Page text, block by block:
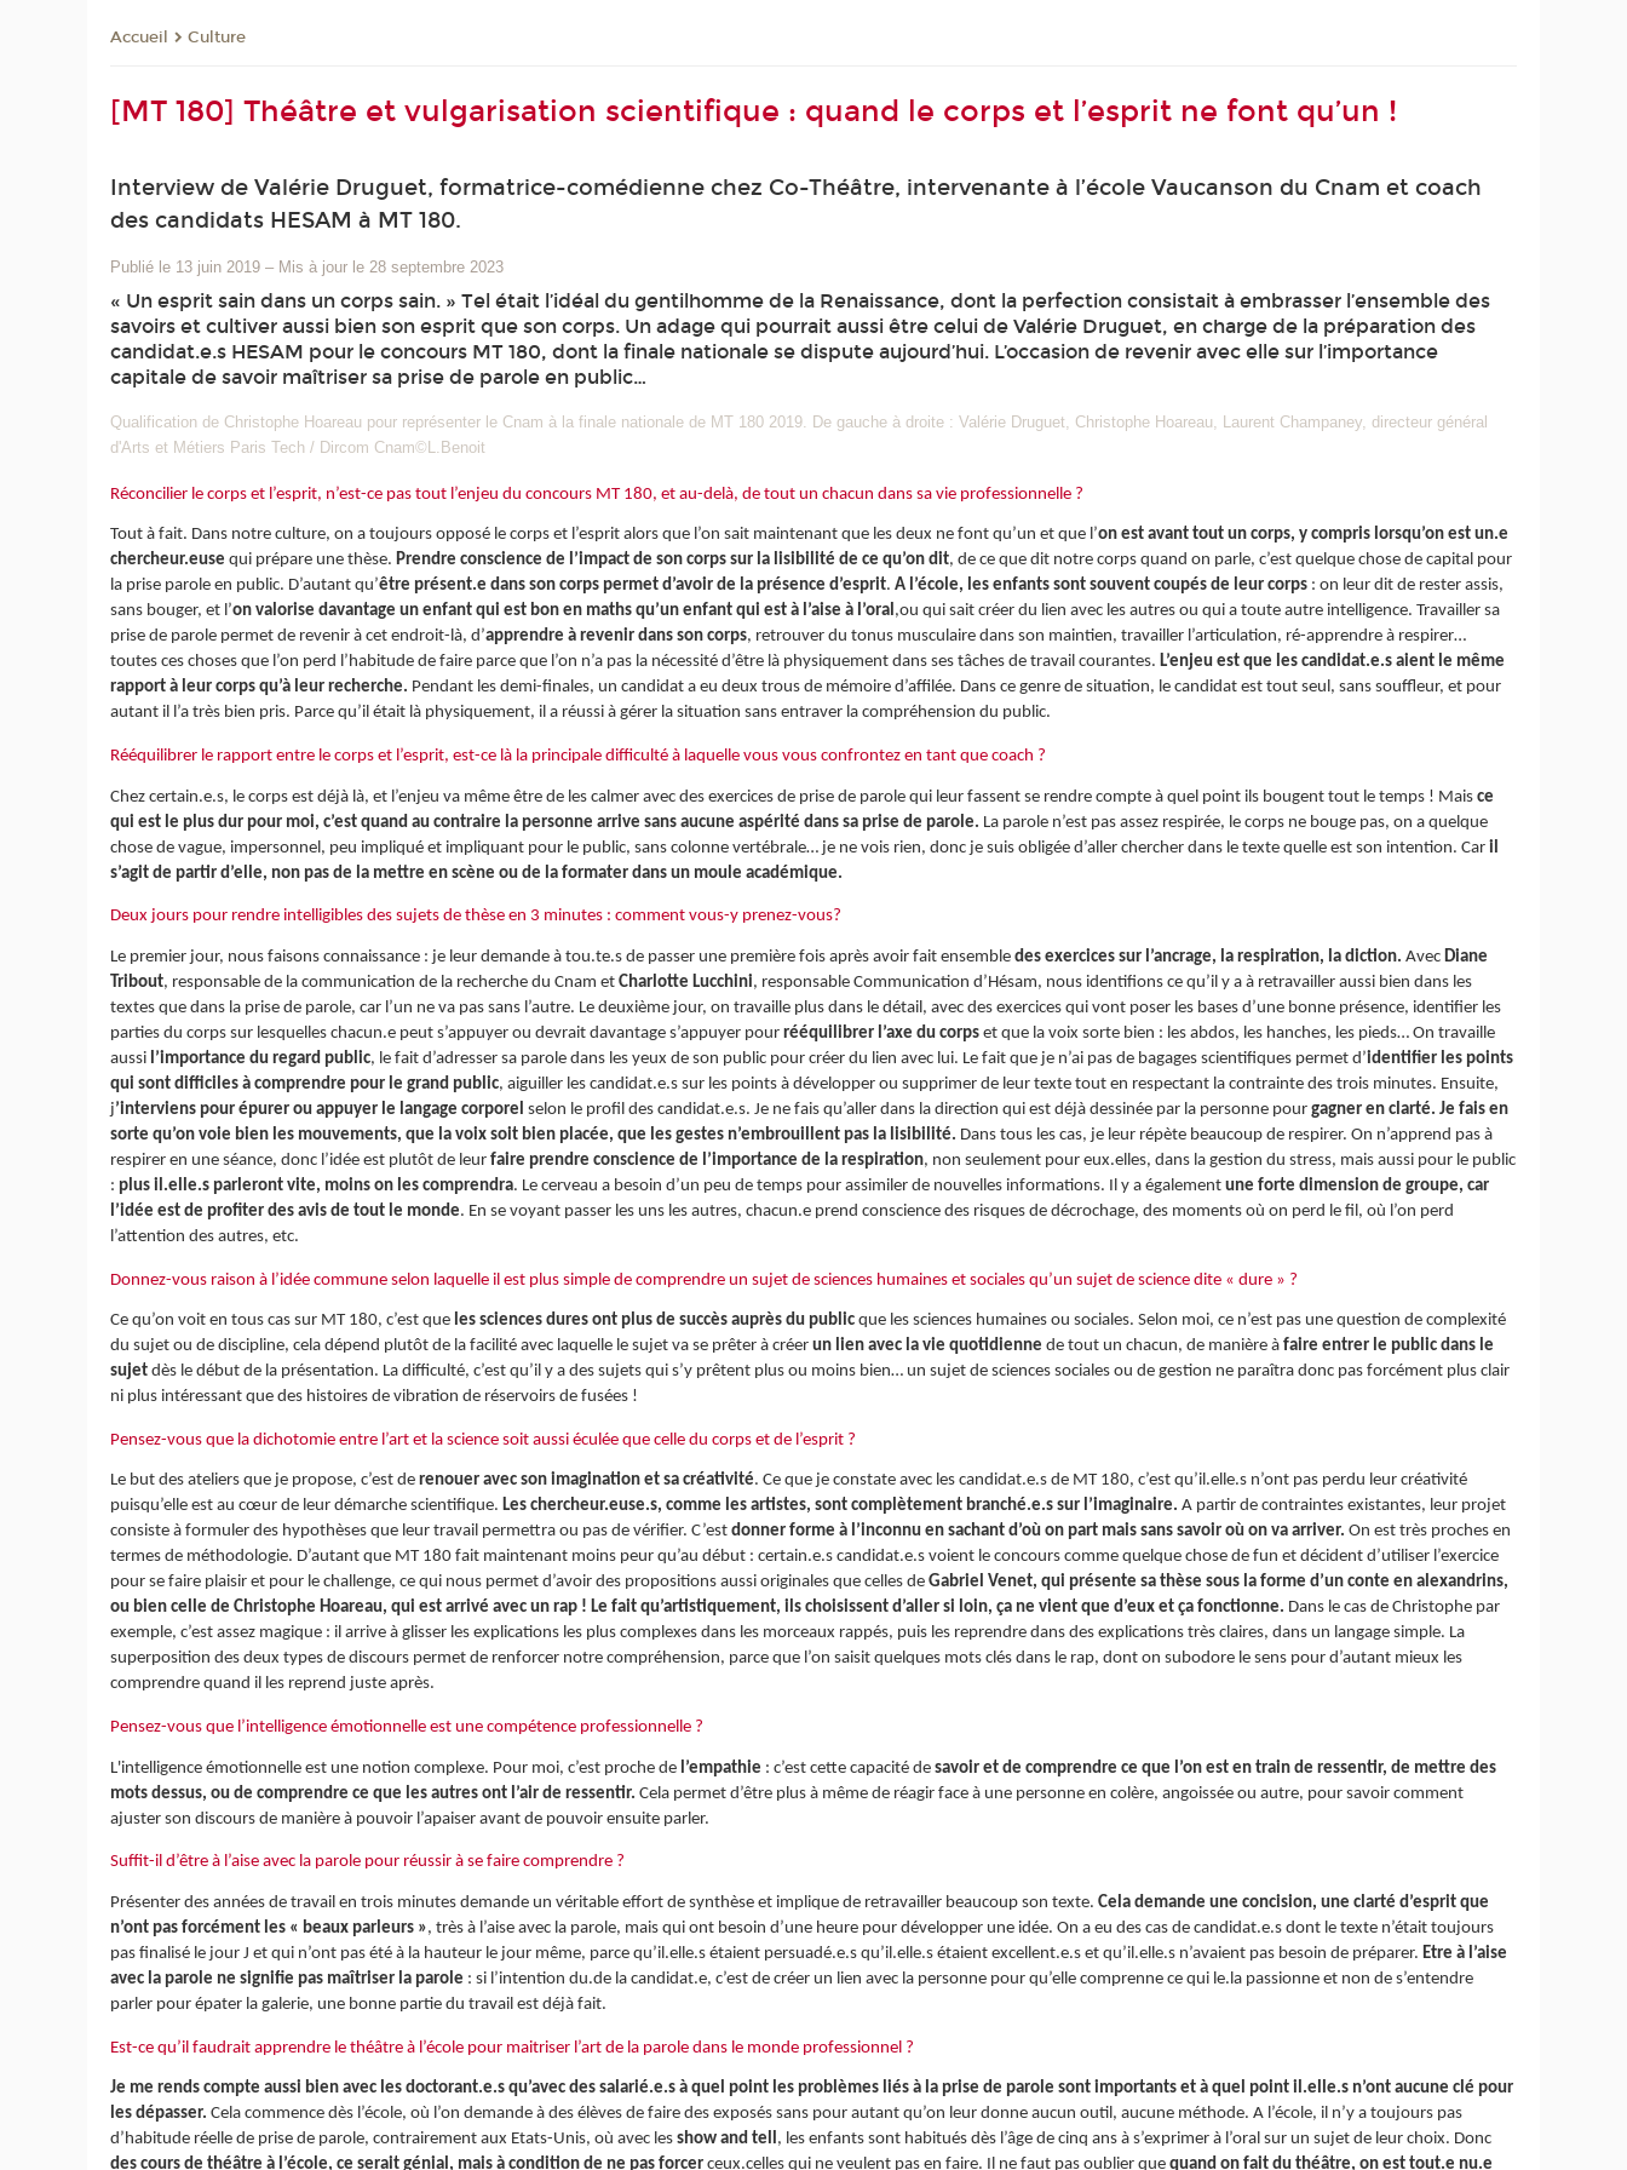
Accueil Culture
[MT 180] Théâtre et vulgarisation scientifique : quand le corps et l’esprit ne font qu’un !
Interview de Valérie Druguet, formatrice-comédienne chez Co-Théâtre, intervenante à l’école Vaucanson du Cnam et coach
des candidats HESAM à MT 180.
Publié le 13 juin 2019 – Mis à jour le 28 septembre 2023
« Un esprit sain dans un corps sain. » Tel était l’idéal du gentilhomme de la Renaissance, dont la perfection consistait à embrasser l’ensemble des
savoirs et cultiver aussi bien son esprit que son corps. Un adage qui pourrait aussi être celui de Valérie Druguet, en charge de la préparation des
candidat.e.s HESAM pour le concours MT 180, dont la finale nationale se dispute aujourd’hui. L’occasion de revenir avec elle sur l’importance
capitale de savoir maîtriser sa prise de parole en public…
Qualification de Christophe Hoareau pour représenter le Cnam à la finale nationale de MT 180 2019. De gauche à droite : Valérie Druguet, Christophe Hoareau, Laurent Champaney, directeur général
d'Arts et Métiers Paris Tech / Dircom Cnam©L.Benoit
Réconcilier le corps et l’esprit, n’est-ce pas tout l’enjeu du concours MT 180, et au-delà, de tout un chacun dans sa vie professionnelle ?
Tout à fait. Dans notre culture, on a toujours opposé le corps et l’esprit alors que l’on sait maintenant que les deux ne font qu’un et que l’on est avant tout un corps, y compris lorsqu’on est un.e
chercheur.eusequi prépare une thèse.Prendre conscience de l’impact de son corps sur la lisibilité de ce qu’on dit, de ce que dit notre corps quand on parle, c’est quelque chose de capital pour
la prise parole en public. D’autant qu’être présent.e dans son corps permet d’avoir de la présence d’esprit.A l’école, les enfants sont souvent coupés de leur corps : on leur dit de rester assis,
sans bouger, et l’on valorise davantage un enfant qui est bon en maths qu’un enfant qui est à l’aise à l’oral,ou qui sait créer du lien avec les autres ou qui a toute autre intelligence. Travailler sa
prise de parole permet de revenir à cet endroit-là, d’apprendre à revenir dans son corps, retrouver du tonus musculaire dans son maintien, travailler l’articulation, ré-apprendre à respirer…
toutes ces choses que l’on perd l’habitude de faire parce que l’on n’a pas la nécessité d’être là physiquement dans ses tâches de travail courantes.L’enjeu est que les candidat.e.s aient le même
rapport à leur corps qu’à leur recherche. Pendant les demi-finales, un candidat a eu deux trous de mémoire d’affilée. Dans ce genre de situation, le candidat est tout seul, sans souffleur, et pour
autant il l’a très bien pris. Parce qu’il était là physiquement, il a réussi à gérer la situation sans entraver la compréhension du public.
Rééquilibrer le rapport entre le corps et l’esprit, est-ce là la principale difficulté à laquelle vous vous confrontez en tant que coach ?
Chez certain.e.s, le corps est déjà là, et l’enjeu va même être de les calmer avec des exercices de prise de parole qui leur fassent se rendre compte à quel point ils bougent tout le temps ! Maisce
qui est le plus dur pour moi, c’est quand au contraire la personne arrive sans aucune aspérité dans sa prise de parole. La parole n’est pas assez respirée, le corps ne bouge pas, on a quelque
chose de vague, impersonnel, peu impliqué et impliquant pour le public, sans colonne vertébrale… je ne vois rien, donc je suis obligée d’aller chercher dans le texte quelle est son intention. Caril
s’agit de partir d’elle, non pas de la mettre en scène ou de la formater dans un moule académique.
Deux jours pour rendre intelligibles des sujets de thèse en 3 minutes : comment vous-y prenez-vous?
Le premier jour, nous faisons connaissance : je leur demande à tou.te.s de passer une première fois après avoir fait ensembledes exercices sur l’ancrage, la respiration, la diction. Avec Diane
Tribout, responsable de la communication de la recherche du Cnam etCharlotte Lucchini, responsable Communication d’Hésam, nous identifions ce qu’il y a à retravailler aussi bien dans les
textes que dans la prise de parole, car l’un ne va pas sans l’autre. Le deuxième jour, on travaille plus dans le détail, avec des exercices qui vont poser les bases d’une bonne présence, identifier les
parties du corps sur lesquelles chacun.e peut s’appuyer ou devrait davantage s’appuyer pourrééquilibrer l’axe du corps et que la voix sorte bien : les abdos, les hanches, les pieds… On travaille
aussi l’importance du regard public, le fait d’adresser sa parole dans les yeux de son public pour créer du lien avec lui. Le fait que je n’ai pas de bagages scientifiques permet d’identifier les points
qui sont difficiles à comprendre pour le grand public, aiguiller les candidat.e.s sur les points à développer ou supprimer de leur texte tout en respectant la contrainte des trois minutes. Ensuite,
j’interviens pour épurer ou appuyer le langage corporel selon le profil des candidat.e.s. Je ne fais qu’aller dans la direction qui est déjà dessinée par la personne pourgagner en clarté. Je fais en
sorte qu’on voie bien les mouvements, que la voix soit bien placée, que les gestes n’embrouillent pas la lisibilité. Dans tous les cas, je leur répète beaucoup de respirer. On n’apprend pas à
respirer en une séance, donc l’idée est plutôt de leurfaire prendre conscience de l’importance de la respiration, non seulement pour eux.elles, dans la gestion du stress, mais aussi pour le public
: plus il.elle.s parleront vite, moins on les comprendra. Le cerveau a besoin d’un peu de temps pour assimiler de nouvelles informations. Il y a égalementune forte dimension de groupe, car
l’idée est de profiter des avis de tout le monde. En se voyant passer les uns les autres, chacun.e prend conscience des risques de décrochage, des moments où on perd le fil, où l’on perd
l’attention des autres, etc.
Donnez-vous raison à l’idée commune selon laquelle il est plus simple de comprendre un sujet de sciences humaines et sociales qu’un sujet de science dite « dure » ?
Ce qu’on voit en tous cas sur MT 180, c’est que les sciences dures ont plus de succès auprès du public que les sciences humaines ou sociales. Selon moi, ce n’est pas une question de complexité
du sujet ou de discipline, cela dépend plutôt de la facilité avec laquelle le sujet va se prêter à créerun lien avec la vie quotidiennede tout un chacun, de manière à faire entrer le public dans le
sujetdès le début de la présentation. La difficulté, c’est qu’il y a des sujets qui s’y prêtent plus ou moins bien… un sujet de sciences sociales ou de gestion ne paraîtra donc pas forcément plus clair
ni plus intéressant que des histoires de vibration de réservoirs de fusées !
Pensez-vous que la dichotomie entre l’art et la science soit aussi éculée que celle du corps et de l’esprit ?
Le but des ateliers que je propose, c’est derenouer avec son imagination et sa créativité. Ce que je constate avec les candidat.e.s de MT 180, c’est qu’il.elle.s n’ont pas perdu leur créativité
puisqu’elle est au cœur de leur démarche scientifique.Les chercheur.euse.s, comme les artistes, sont complètement branché.e.s sur l’imaginaire.A partir de contraintes existantes, leur projet
consiste à formuler des hypothèses que leur travail permettra ou pas de vérifier. C’estdonner forme à l’inconnu en sachant d’où on part mais sans savoir où on va arriver.On est très proches en
termes de méthodologie. D’autant que MT 180 fait maintenant moins peur qu’au début : certain.e.s candidat.e.s voient le concours comme quelque chose de fun et décident d’utiliser l’exercice
pour se faire plaisir et pour le challenge, ce qui nous permet d’avoir des propositions aussi originales que celles deGabriel Venet, qui présente sa thèse sous la forme d’un conte en alexandrins,
ou bien celle de Christophe Hoareau, qui est arrivé avec un rap ! Le fait qu’artistiquement, ils choisissent d’aller si loin, ça ne vient que d’eux et ça fonctionne. Dans le cas de Christophe par
exemple, c’est assez magique : il arrive à glisser les explications les plus complexes dans les morceaux rappés, puis les reprendre dans des explications très claires, dans un langage simple. La
superposition des deux types de discours permet de renforcer notre compréhension, parce que l’on saisit quelques mots clés dans le rap, dont on subodore le sens pour d’autant mieux les
comprendre quand il les reprend juste après.
Pensez-vous que l’intelligence émotionnelle est une compétence professionnelle ?
L'intelligence émotionnelle est une notion complexe. Pour moi, c’est proche de l’empathie : c’est cette capacité desavoir et de comprendre ce que l’on est en train de ressentir, de mettre des
mots dessus, ou de comprendre ce que les autres ont l’air de ressentir. Cela permet d’être plus à même de réagir face à une personne en colère, angoissée ou autre, pour savoir comment
ajuster son discours de manière à pouvoir l’apaiser avant de pouvoir ensuite parler.
Suffit-il d’être à l’aise avec la parole pour réussir à se faire comprendre ?
Présenter des années de travail en trois minutes demande un véritable effort de synthèse et implique de retravailler beaucoup son texte.Cela demande une concision, une clarté d’esprit que
n’ont pas forcément les « beaux parleurs », très à l’aise avec la parole, mais qui ont besoin d’une heure pour développer une idée. On a eu des cas de candidat.e.s dont le texte n’était toujours
pas finalisé le jour J et qui n’ont pas été à la hauteur le jour même, parce qu’il.elle.s étaient persuadé.e.s qu’il.elle.s étaient excellent.e.s et qu’il.elle.s n’avaient pas besoin de préparer.Etre à l’aise
avec la parole ne signifie pas maîtriser la parole : si l’intention du.de la candidat.e, c’est de créer un lien avec la personne pour qu’elle comprenne ce qui le.la passionne et non de s’entendre
parler pour épater la galerie, une bonne partie du travail est déjà fait.
Est-ce qu’il faudrait apprendre le théâtre à l’école pour maitriser l’art de la parole dans le monde professionnel ?
Je me rends compte aussi bien avec les doctorant.e.s qu’avec des salarié.e.s à quel point les problèmes liés à la prise de parole sont importants et à quel point il.elle.s n’ont aucune clé pour
les dépasser.Cela commence dès l’école, où l’on demande à des élèves de faire des exposés sans pour autant qu’on leur donne aucun outil, aucune méthode. A l’école, il n’y a toujours pas
d’habitude réelle de prise de parole, contrairement aux Etats-Unis, où avec lesshow and tell, les enfants sont habitués dès l’âge de cinq ans à s’exprimer à l’oral sur un sujet de leur choix. Donc
des cours de théâtre à l’école, ce serait génial, mais à condition de ne pas forcerceux.celles qui ne veulent pas en faire. Il ne faut pas oublier quequand on fait du théâtre, on est tout.e nu.e